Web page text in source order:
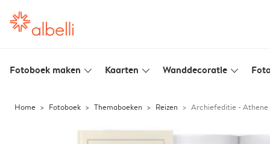
Fotoboek maken slim_arrow_down Kaarten slim_arrow_down Wanddecoratie slim_arrow_down
Home Fotoboek Themaboeken Reizen Archiefeditie - Athene